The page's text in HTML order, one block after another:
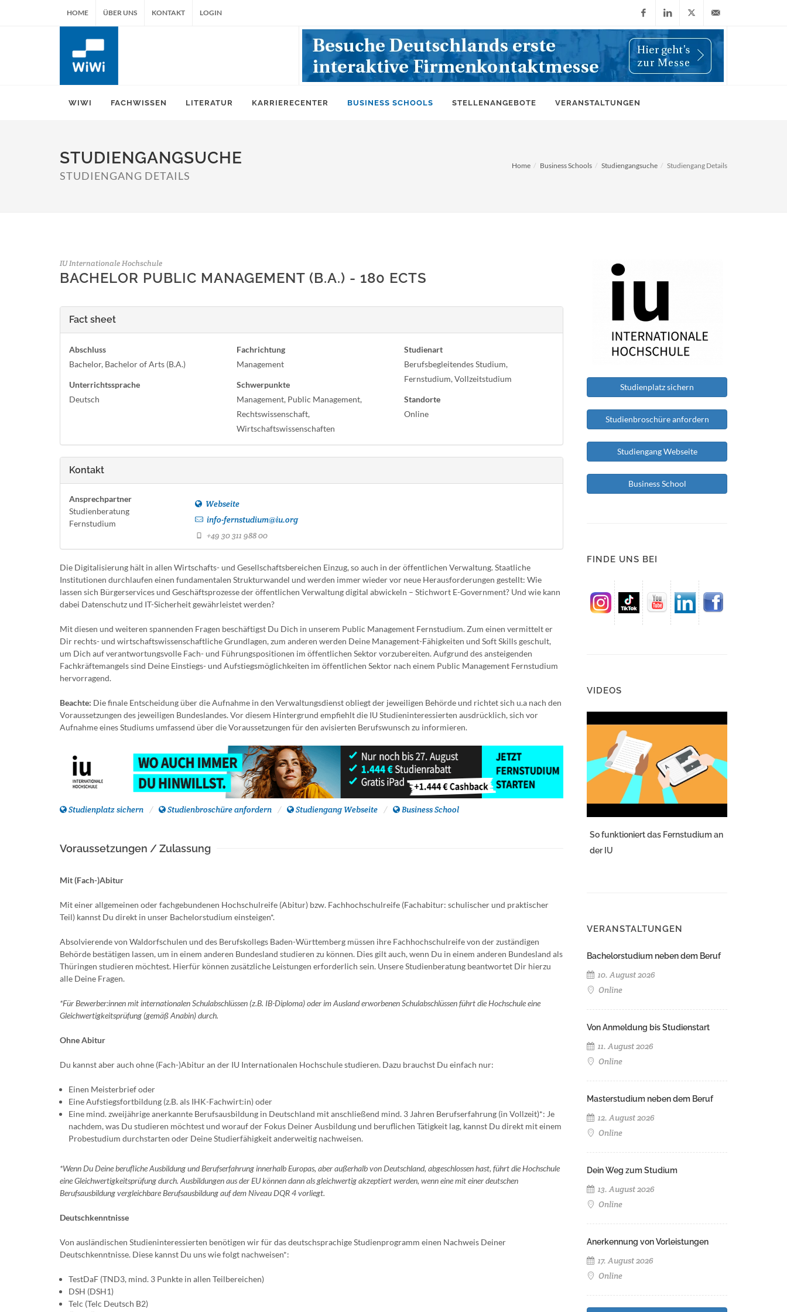
HOME ÜBER UNS KONTAKT LOGIN
FacebookLinkedIn
X
(Twitter)
info@wiwi-
WIWI FACHWISSEN LITERATUR KARRIERECENTER BUSINESS SCHOOLS STELLENANGEBOTE VERANSTALTUNGEN
STUDIENGANGSUCHE
STUDIENGANG DETAILS
Home Business Schools Studiengangsuche Studiengang Details
IU Internationale Hochschule
BACHELOR PUBLIC MANAGEMENT (B.A.) - 180 ECTS
Fact sheet
Abschluss
Bachelor, Bachelor of Arts (B.A.)
Unterrichtssprache
Deutsch
Fachrichtung
Management
Schwerpunkte
Management, Public Management,
Rechtswissenschaft,
Wirtschaftswissenschaften
Studienart
Berufsbegleitendes Studium,
Fernstudium, Vollzeitstudium
Standorte
Online
Kontakt
Ansprechpartner
Studienberatung
Fernstudium
Webseite
info-fernstudium@iu.org
+49 30 311 988 00
Die Digitalisierung hält in allen Wirtschafts- und Gesellschaftsbereichen Einzug, so auch in der öffentlichen Verwaltung. Staatliche
Institutionen durchlaufen einen fundamentalen Strukturwandel und werden immer wieder vor neue Herausforderungen gestellt: Wie
lassen sich Bürgerservices und Geschäftsprozesse der öffentlichen Verwaltung digital abwickeln – Stichwort E-Government? Und wie kann
dabei Datenschutz und IT-Sicherheit gewährleistet werden?
Mit diesen und weiteren spannenden Fragen beschäftigst Du Dich in unserem Public Management Fernstudium. Zum einen vermittelt er
Dir rechts- und wirtschaftswissenschaftliche Grundlagen, zum anderen werden Deine Management-Fähigkeiten und Soft Skills geschult,
um Dich auf verantwortungsvolle Fach- und Führungspositionen im öffentlichen Sektor vorzubereiten. Aufgrund des ansteigenden
Fachkräftemangels sind Deine Einstiegs- und Aufstiegsmöglichkeiten im öffentlichen Sektor nach einem Public Management Fernstudium
hervorragend.
Beachte: Die finale Entscheidung über die Aufnahme in den Verwaltungsdienst obliegt der jeweiligen Behörde und richtet sich u.a nach den
Voraussetzungen des jeweiligen Bundeslandes. Vor diesem Hintergrund empfiehlt die IU Studieninteressierten ausdrücklich, sich vor
Aufnahme eines Studiums umfassend über die Voraussetzungen für den avisierten Berufswunsch zu informieren.
Studienplatz sichern Studienbroschüre anfordern Studiengang Webseite Business School
Voraussetzungen / Zulassung
Mit (Fach-)Abitur
Mit einer allgemeinen oder fachgebundenen Hochschulreife (Abitur) bzw. Fachhochschulreife (Fachabitur: schulischer und praktischer
Teil) kannst Du direkt in unser Bachelorstudium einsteigen*.
Absolvierende von Waldorfschulen und des Berufskollegs Baden-Württemberg müssen ihre Fachhochschulreife von der zuständigen
Behörde bestätigen lassen, um in einem anderen Bundesland studieren zu können. Dies gilt auch, wenn Du in einem anderen Bundesland als
Thüringen studieren möchtest. Hierfür können zusätzliche Leistungen erforderlich sein. Unsere Studienberatung beantwortet Dir hierzu
alle Deine Fragen.
*Für Bewerber:innen mit internationalen Schulabschlüssen (z.B. IB-Diploma) oder im Ausland erworbenen Schulabschlüssen führt die Hochschule eine
Gleichwertigkeitsprüfung (gemäß Anabin) durch.
Ohne Abitur
Du kannst aber auch ohne (Fach-)Abitur an der IU Internationalen Hochschule studieren. Dazu brauchst Du einfach nur:
Einen Meisterbrief oder
Eine Aufstiegsfortbildung (z.B. als IHK-Fachwirt:in) oder
Eine mind. zweijährige anerkannte Berufsausbildung in Deutschland mit anschließend mind. 3 Jahren Berufserfahrung (in Vollzeit)*: Je
nachdem, was Du studieren möchtest und worauf der Fokus Deiner Ausbildung und beruflichen Tätigkeit lag, kannst Du direkt mit einem
Probestudium durchstarten oder Deine Studierfähigkeit anderweitig nachweisen.
*Wenn Du Deine berufliche Ausbildung und Berufserfahrung innerhalb Europas, aber außerhalb von Deutschland, abgeschlossen hast, führt die Hochschule
eine Gleichwertigkeitsprüfung durch. Ausbildungen aus der EU können dann als gleichwertig akzeptiert werden, wenn eine mit einer deutschen
Berufsausbildung vergleichbare Berufsausbildung auf dem Niveau DQR 4 vorliegt.
Deutschkenntnisse
Von ausländischen Studieninteressierten benötigen wir für das deutschsprachige Studienprogramm einen Nachweis Deiner
Deutschkenntnisse. Diese kannst Du uns wie folgt nachweisen*:
TestDaF (TND3, mind. 3 Punkte in allen Teilbereichen)
DSH (DSH1)
Telc (Telc Deutsch B2)
Studienplatz sichern
Studienbroschüre anfordern
Studiengang Webseite
Business School
FINDE UNS BEI
VIDEOS
So funktioniert das Fernstudium an
der IU
VERANSTALTUNGEN
Bachelorstudium neben dem Beruf
10. August 2026
Online
Von Anmeldung bis Studienstart
11. August 2026
Online
Masterstudium neben dem Beruf
12. August 2026
Online
Dein Weg zum Studium
13. August 2026
Online
Anerkennung von Vorleistungen
17. August 2026
Online